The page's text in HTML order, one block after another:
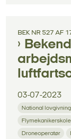
BEK NR 527 AF
03-07-2023
National lovgivning
Flymekanikerskole
Droneoperatør